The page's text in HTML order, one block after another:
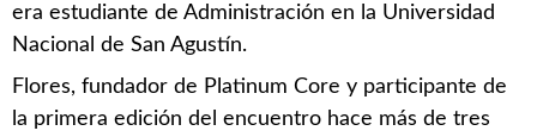
era estudiante de Administración en la Universidad
Nacional de San Agustín.
Flores, fundador de Platinum Core y participante de
la primera edición del encuentro hace más de tres